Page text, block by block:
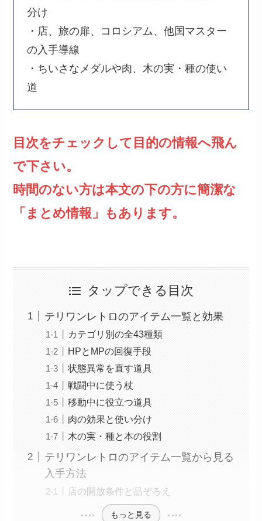
分け
・店、旅の扉、コロシアム、他国マスター
の入手導線
・ちいさなメダルや肉、木の実・種の使い
道
目次をチェックして目的の情報へ飛ん
で下さい。
時間のない方は本文の下の方に簡潔な
「まとめ情報」もあります。
タップできる目次
テリワンレトロのアイテム一覧と効果
カテゴリ別の全43種類
HPとMPの回復手段
状態異常を直す道具
戦闘中に使う杖
移動中に役立つ道具
肉の効果と使い分け
木の実・種と本の役割
テリワンレトロのアイテム一覧から見る
入手方法
店の開放条件と品ぞろえ
もっと見る